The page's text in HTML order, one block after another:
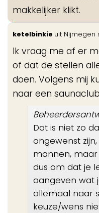
makkelijker klikt.
ketelbinkie uit Nijmegen
Ik vraag me af er
of dat de stellen
doen. Volgens mij
naar een
Dat is niet zo
ongewenst
mannen,
dus om dat je
aangeven wat
allemaal naar
keuze/wens